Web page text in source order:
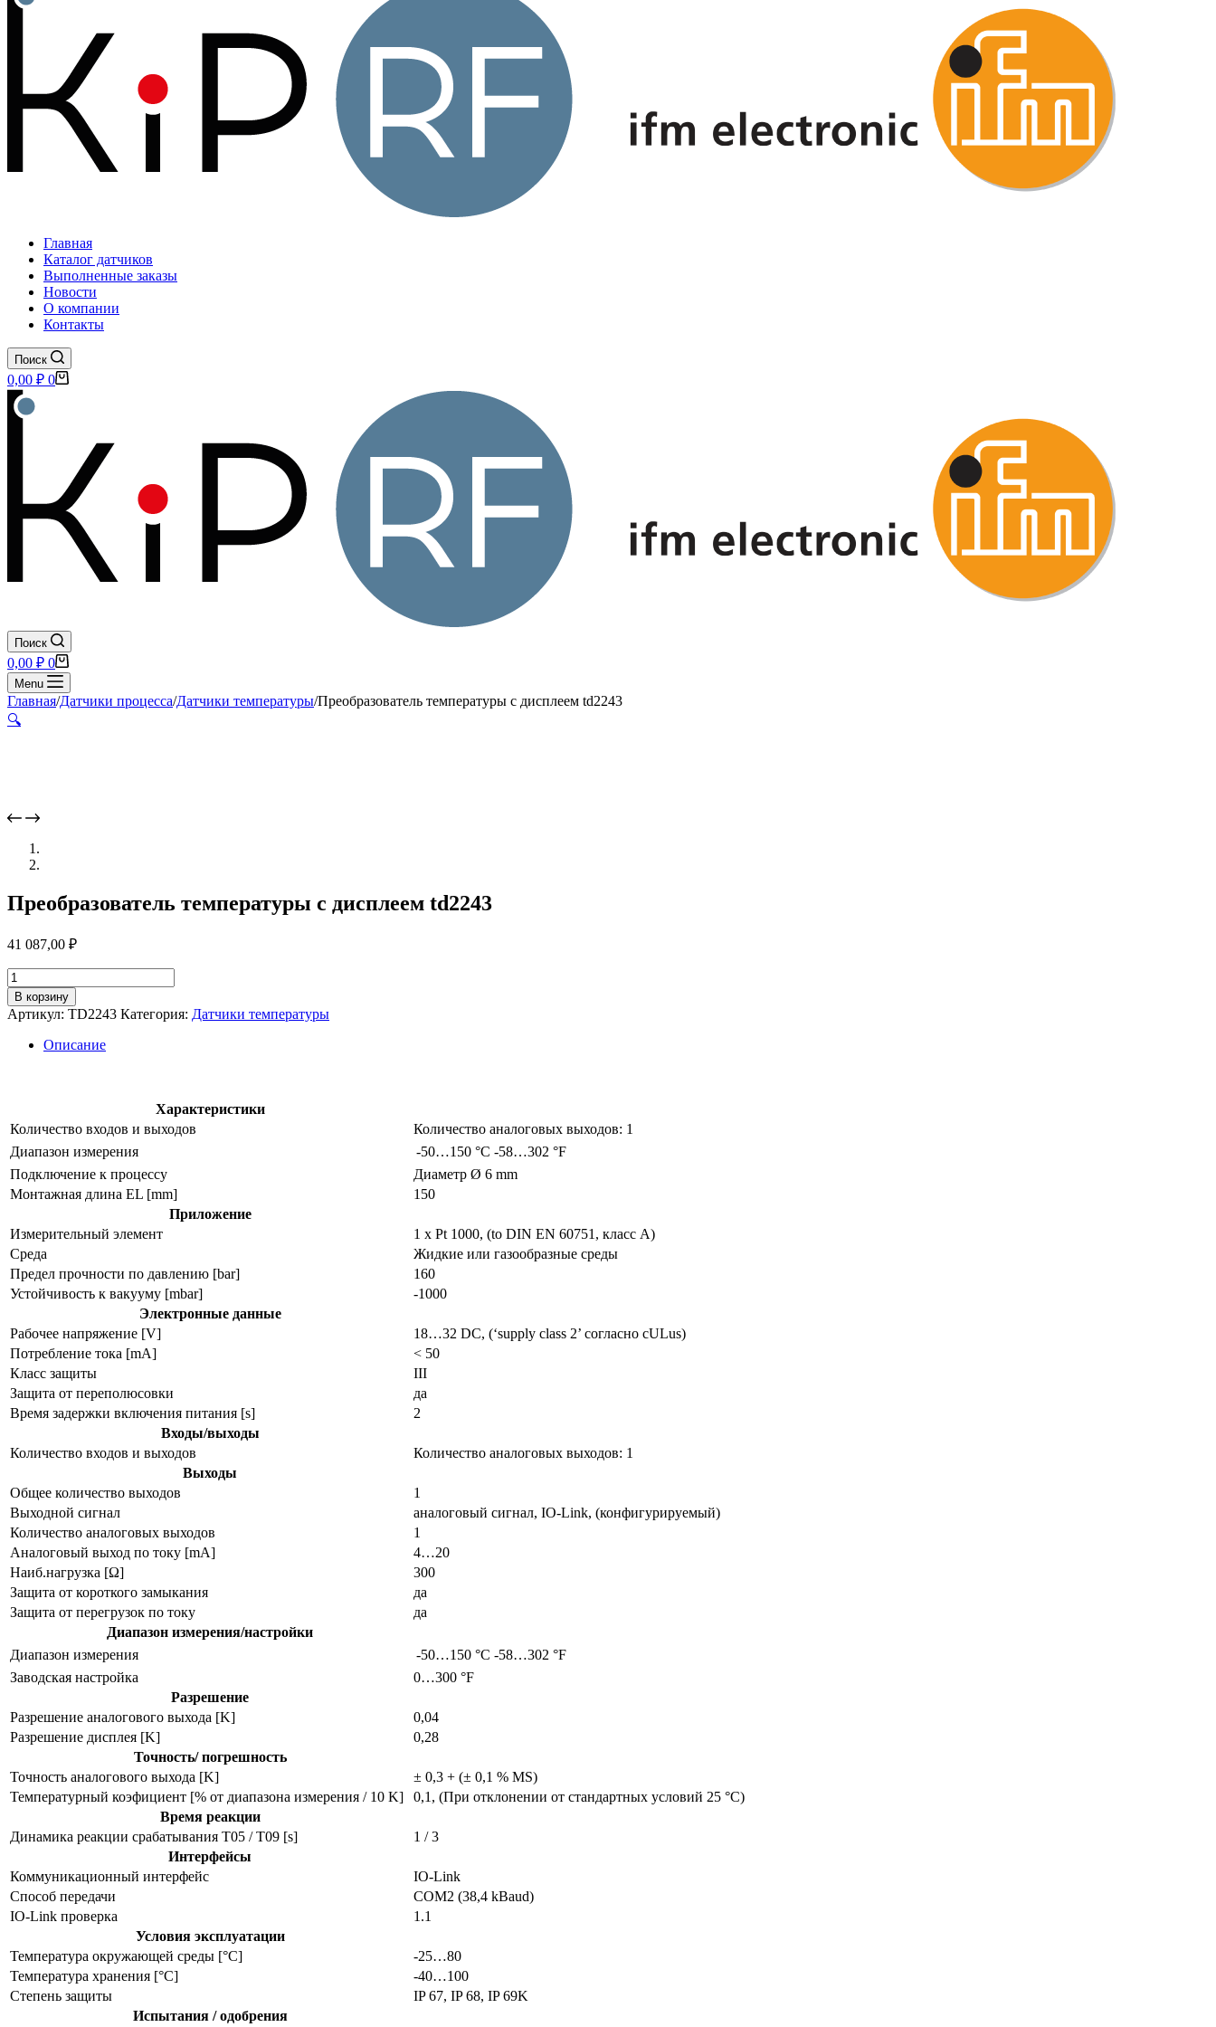
Главная
Каталог датчиков
Выполненные заказы
Новости
О компании
Контакты
Поиск
Корзина
0,00 ₽ 0
Поиск
Корзина
0,00 ₽ 0
Menu
Главная/Датчики процесса/Датчики температуры/Преобразователь температуры с дисплеем td2243
🔍
Преобразователь температуры с дисплеем td2243
41 087,00 ₽
Количество
товара
Преобразователь
температуры
дисплеем
В корзину
Артикул: TD2243 Категория: Датчики температуры
Описание
Характеристики
Количество входов и выходов
Количество аналоговых выходов: 1
Диапазон измерения
-50…150 °C -58…302 °F
Подключение к процессу
Диаметр Ø 6 mm
Монтажная длина EL [mm]
150
Приложение
Измерительный элемент
1 x Pt 1000, (to DIN EN 60751, класс A)
Среда
Жидкие или газообразные среды
Предел прочности по давлению [bar]
160
Устойчивость к вакууму [mbar]
-1000
Электронные данные
Рабочее напряжение [V]
18…32 DC, (‘supply class 2’ согласно cULus)
Потребление тока [mA]
< 50
Класс защиты
III
Защита от переполюсовки
да
Время задержки включения питания [s]
2
Входы/выходы
Количество входов и выходов
Количество аналоговых выходов: 1
Выходы
Общее количество выходов
1
Выходной сигнал
аналоговый сигнал, IO-Link, (конфигурируемый)
Количество аналоговых выходов
1
Аналоговый выход по току [mA]
4…20
Наиб.нагрузка [Ω]
300
Защита от короткого замыкания
да
Защита от перегрузок по току
да
Диапазон измерения/настройки
Диапазон измерения
-50…150 °C -58…302 °F
Заводская настройка
0…300 °F
Разрешение
Разрешение аналогового выхода [K]
0,04
Разрешение дисплея [K]
0,28
Точность/ погрешность
Точность аналогового выхода [K]
± 0,3 + (± 0,1 % MS)
Температурный коэфициент [% от диапазона измерения / 10 K]
0,1, (При отклонении от стандартных условий 25 °C)
Время реакции
Динамика реакции срабатывания T05 / T09 [s]
1 / 3
Интерфейсы
Коммуникационный интерфейс
IO-Link
Способ передачи
COM2 (38,4 kBaud)
IO-Link проверка
1.1
Условия эксплуатации
Температура окружающей среды [°C]
-25…80
Температура хранения [°C]
-40…100
Степень защиты
IP 67, IP 68, IP 69K
Испытания / одобрения